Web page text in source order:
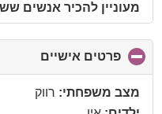
מעוניין להכיר אנשים
פרטים אישיים
to
מצב משפחתי: רווק